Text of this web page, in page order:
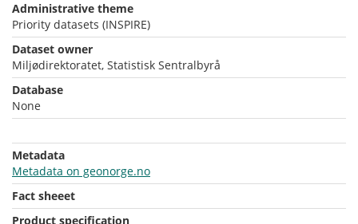
Administrative theme
Priority datasets (INSPIRE)
Dataset owner
Miljødirektoratet, Statistisk Sentralbyrå
Database
None
Metadata
Metadata on geonorge.no
Fact sheeet
Product specification